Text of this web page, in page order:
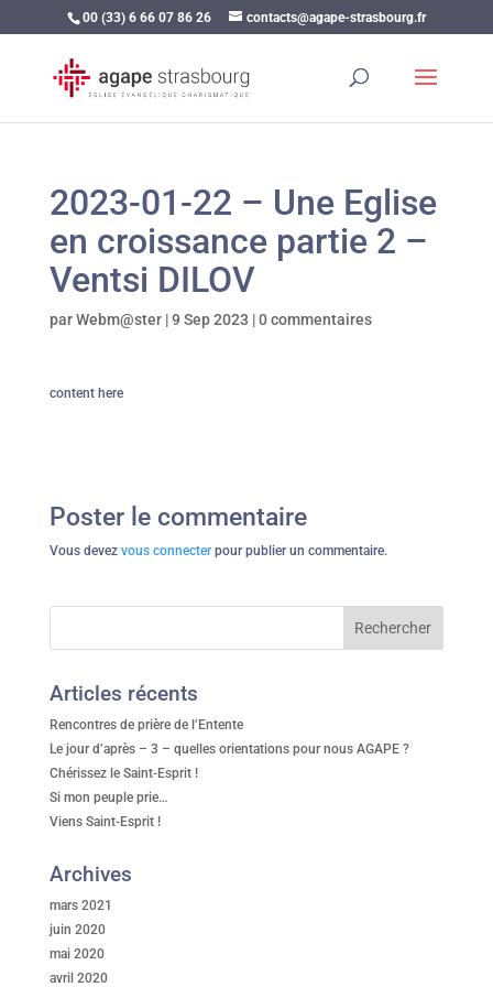
00 (33) 6 66 07 86 26 contacts@agape-strasbourg.fr
2023-01-22 – Une Eglise
en croissance partie 2 –
Ventsi DILOV
parWebm@ster|9 Sep 2023 |0 commentaires
content here
Poster le commentaire
Vous devez vous connecterpour publier un commentaire.
Articles récents
Rencontres de prière de l’Entente
Le jour d’après – 3 – quelles orientations pour nous AGAPE ?
Chérissez le Saint-Esprit !
Si mon peuple prie…
Viens Saint-Esprit !
Archives
mars 2021
juin 2020
mai 2020
avril 2020